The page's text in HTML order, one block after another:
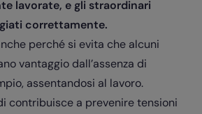
lavorate, e gli straordinari
correttamente.
perché si evita che alcuni
vantaggio dall’assenza di
assentandosi al lavoro.
contribuisce a prevenire tensioni